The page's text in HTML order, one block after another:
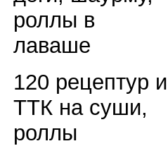
роллы в
лаваше
120 рецептур и
ТТК на суши,
роллы